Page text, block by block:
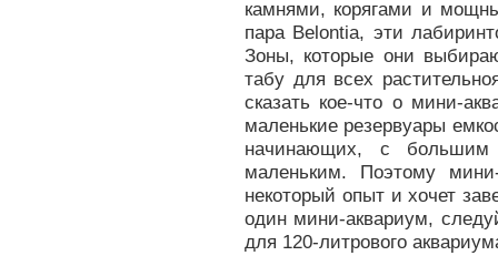
камнями, корягами и
пара Belontia, эти
Зоны, которые они
табу для всех
сказать кое-что о мини-
маленькие резервуары
начинающих, с большим
маленьким. Поэтому
некоторый опыт и хочет
один мини-аквариум,
для 120-литрового